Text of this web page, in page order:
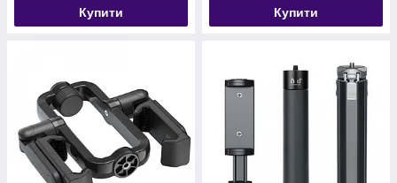
Купити Купити